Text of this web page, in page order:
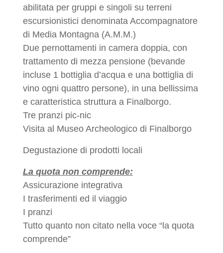
abilitata per gruppi e singoli su terreni
escursionistici denominata Accompagnatore
di Media Montagna (A.M.M.)
Due pernottamenti in camera doppia, con
trattamento di mezza pensione (bevande
incluse 1 bottiglia d’acqua e una bottiglia di
vino ogni quattro persone), in una bellissima
e caratteristica struttura a Finalborgo.
Tre pranzi pic-nic
Visita al Museo Archeologico di Finalborgo
Degustazione di prodotti locali
La quota non comprende:
Assicurazione integrativa
I trasferimenti ed il viaggio
I pranzi
Tutto quanto non citato nella voce “la quota
comprende”